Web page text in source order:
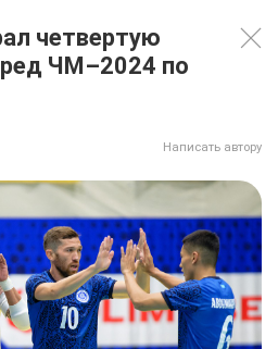
четвертую
ЧМ–2024 по
Написать автору